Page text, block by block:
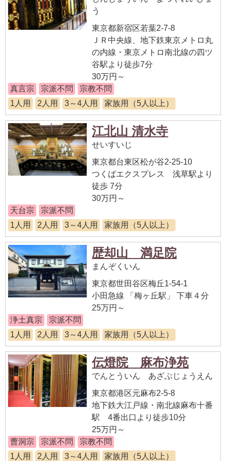
う
東京都新宿区若葉2-7-8
ＪＲ中央線、地下鉄東京メトロ丸
の内線・東京メトロ南北線の四ツ
谷駅より徒歩7分
30万円～
真言宗
宗派不問
宗教不問
1人用
2人用 3～4人用 家族用（5人以上）
江北山 清水寺
せいすいじ
東京都台東区松が谷2-25-10
つくばエクスプレス 浅草駅より
徒歩 7分
30万円～
天台宗
宗派不問
1人用
2人用 3～4人用 家族用（5人以上）
歴却山 満足院
まんぞくいん
東京都世田谷区梅丘1-54-1
小田急線 「梅ヶ丘駅」 下車４分
25万円～
浄土真宗
宗派不問
1人用
2人用 3～4人用 家族用（5人以上）
伝燈院 麻布浄苑
でんとういん あざぶじょうえん
東京都港区元麻布2-5-8
地下鉄大江戸線・南北線麻布十番
駅 4番出口より徒歩10分
25万円～
曹洞宗
宗派不問
宗教不問
1人用
2人用 3～4人用 家族用（5人以上）